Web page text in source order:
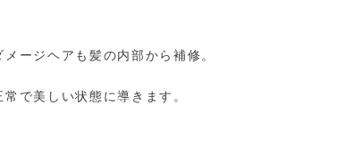
ージヘアも髪の内部から補修。
で美しい状態に導きます。